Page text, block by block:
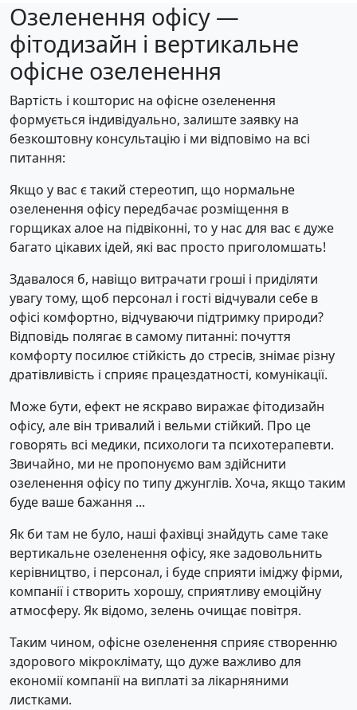
Озеленення офісу —
фітодизайн і вертикальне
офісне озеленення
Вартість і кошторис на офісне озеленення
формується індивідуально, залиште заявку на
безкоштовну консультацію і ми відповімо на всі
питання:
Якщо у вас є такий стереотип, що нормальне
озеленення офісу передбачає розміщення в
горщиках алое на підвіконні, то у нас для вас є дуже
багато цікавих ідей, які вас просто приголомшать!
Здавалося б, навіщо витрачати гроші і приділяти
увагу тому, щоб персонал і гості відчували себе в
офісі комфортно, відчуваючи підтримку природи?
Відповідь полягає в самому питанні: почуття
комфорту посилює стійкість до стресів, знімає різну
дратівливість і сприяє працездатності, комунікації.
Може бути, ефект не яскраво виражає фітодизайн
офісу, але він тривалий і вельми стійкий. Про це
говорять всі медики, психологи та психотерапевти.
Звичайно, ми не пропонуємо вам здійснити
озеленення офісу по типу джунглів. Хоча, якщо таким
буде ваше бажання ...
Як би там не було, наші фахівці знайдуть саме таке
вертикальне озеленення офісу, яке задовольнить
керівництво, і персонал, і буде сприяти іміджу фірми,
компанії і створить хорошу, сприятливу емоційну
атмосферу. Як відомо, зелень очищає повітря.
Таким чином, офісне озеленення сприяє створенню
здорового мікроклімату, що дуже важливо для
економії компанії на виплаті за лікарняними
листками.